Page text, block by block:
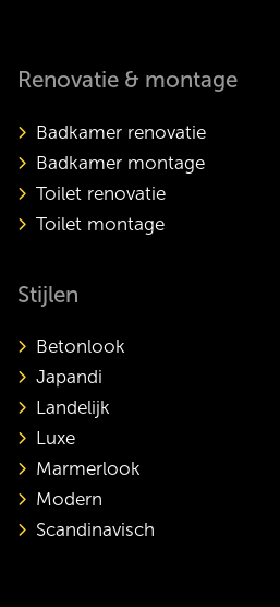
Renovatie & montage
Badkamer renovatie
Badkamer montage
Toilet renovatie
Toilet montage
Stijlen
Betonlook
Japandi
Landelijk
Luxe
Marmerlook
Modern
Scandinavisch